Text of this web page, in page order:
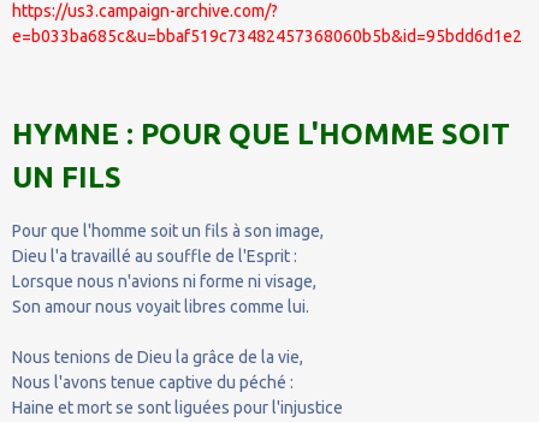
https://us3.campaign-archive.com/?
e=b033ba685c&u=bbaf519c73482457368060b5b&id=95bdd6d1e2
HYMNE : POUR QUE L'HOMME SOIT
UN FILS
Pour que l'homme soit un fils à son image,
Dieu l'a travaillé au souffle de l'Esprit :
Lorsque nous n'avions ni forme ni visage,
Son amour nous voyait libres comme lui.
Nous tenions de Dieu la grâce de la vie,
Nous l'avons tenue captive du péché :
Haine et mort se sont liguées pour l'injustice